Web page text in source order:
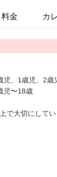
料金 カ
児、1歳児、2
児〜18歳
で大切にしてい